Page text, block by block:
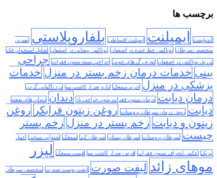
برچسب ها
اندولیفت ایمپلنت ایمپلنت اقساطی بلفاروپلاستی
بهترین
متخصص سرطان بوتاکس خط خنده در اصفهان بوتاکس پیشانی در اصفهان تحلیل استخوان فک
تزریق بوتاکس در اصفهان تورم رگ های خونی جراحی بسته ستون فقرات
جراحی
بینی خدمات درمان زخم بستر در منزل خدمات
پزشکی در منزل
خرید سمعک دارو بعد از کاشت مو درد ناگهانی گردن
درمان دیابت درمان ستون فقرات بدون جراحی باز دندان دندان های نهفته
دیابت روش درمان سرطان پروستات روغن زیتون فرابکر روغن
زیتون و دیابت زخم بستر در منزل زخم بستر
چیست سرطان پروستات سرطان پستان سرطان کبد سمعک شنوایی سنجی عمل
لیزیک عکس انحراف ستون فقرات قرص بعد از کاشت مو قیمت سمعک
لیزر
موهای زائد لیفت صورت لیفت پوست صورت متخصص سرطان